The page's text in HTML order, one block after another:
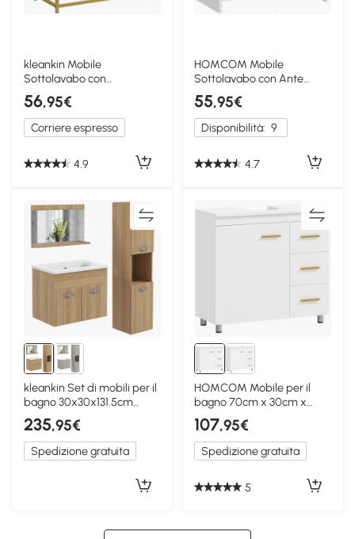
kleankin Mobile
Sottolavabo con
Armadietto 2 Ante Legno e
Acciaio
56,95€
Corriere espresso
4.9
HOMCOM Mobile
Sottolavabo con Ante
Decorate 60x30x60cm
Bianco
55,95€
Disponibilità: 9
4.7
kleankin Set di mobili per il
bagno 30x30x131.5cm
Legno naturale
235,95€
Spedizione gratuita
HOMCOM Mobile per il
bagno 70cm x 30cm x
65cm Bianco
107,95€
Spedizione gratuita
5